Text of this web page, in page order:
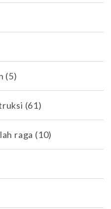
(5)
(61)
raga (10)